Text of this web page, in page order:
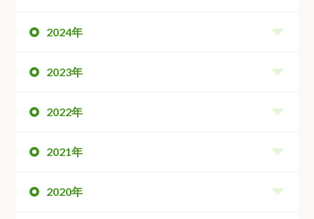
2024年
2023年
2022年
2021年
2020年